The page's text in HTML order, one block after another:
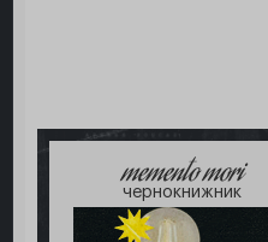
memento mori
чернокнижник